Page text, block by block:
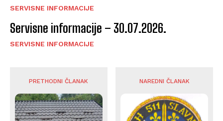
SERVISNE INFORMACIJE
Servisne informacije – 30.07.2026.
SERVISNE INFORMACIJE
PRETHODNI ČLANAK NAREDNI ČLANAK